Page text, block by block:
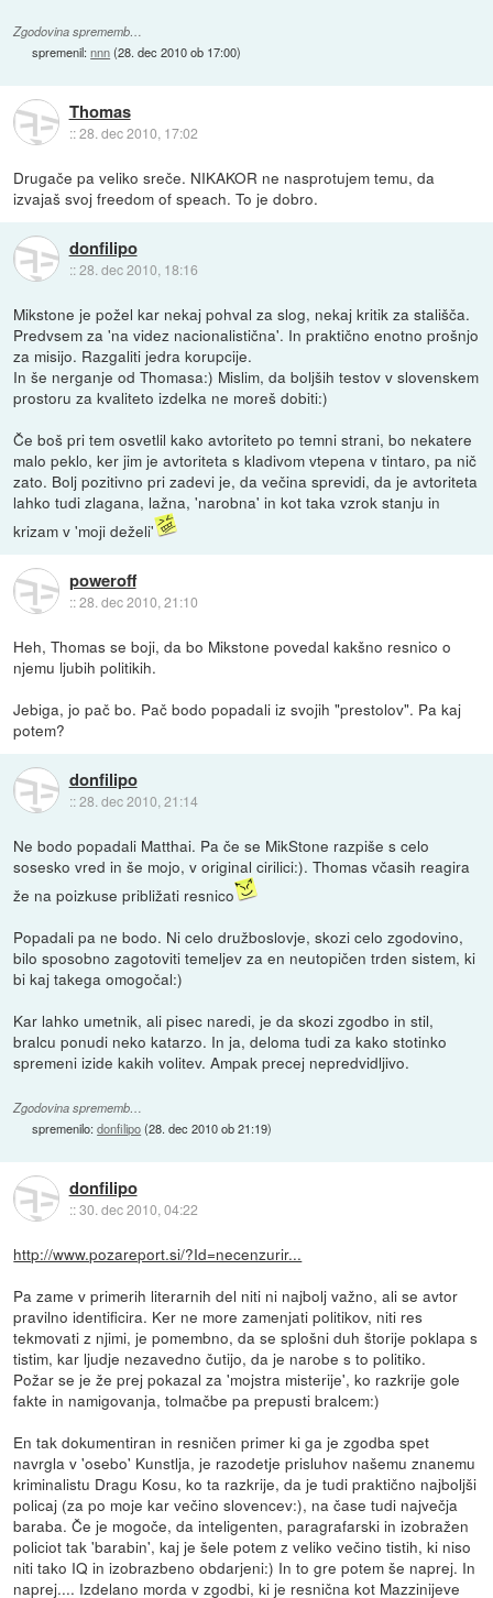
Zgodovina sprememb…
spremenil:nnn(28. dec 2010 ob 17:00)
Thomas
::28. dec 2010, 17:02
Drugače pa veliko sreče. NIKAKOR ne nasprotujem temu, da
izvajaš svoj freedom of speach. To je dobro.
donfilipo
::28. dec 2010, 18:16
Mikstone je požel kar nekaj pohval za slog, nekaj kritik za stališča.
Predvsem za 'na videz nacionalistična'. In praktično enotno prošnjo
za misijo. Razgaliti jedra korupcije.
In še nerganje od Thomasa:) Mislim, da boljših testov v slovenskem
prostoru za kvaliteto izdelka ne moreš dobiti:)
Če boš pri tem osvetlil kako avtoriteto po temni strani, bo nekatere
malo peklo, ker jim je avtoriteta s kladivom vtepena v tintaro, pa nič
zato. Bolj pozitivno pri zadevi je, da večina sprevidi, da je avtoriteta
lahko tudi zlagana, lažna, 'narobna' in kot taka vzrok stanju in
krizam v 'moji deželi'
poweroff
::28. dec 2010, 21:10
Heh, Thomas se boji, da bo Mikstone povedal kakšno resnico o
njemu ljubih politikih.
Jebiga, jo pač bo. Pač bodo popadali iz svojih "prestolov". Pa kaj
potem?
donfilipo
::28. dec 2010, 21:14
Ne bodo popadali Matthai. Pa če se MikStone razpiše s celo
sosesko vred in še mojo, v original cirilici:). Thomas včasih reagira
že na poizkuse približati resnico
Popadali pa ne bodo. Ni celo družboslovje, skozi celo zgodovino,
bilo sposobno zagotoviti temeljev za en neutopičen trden sistem, ki
bi kaj takega omogočal:)
Kar lahko umetnik, ali pisec naredi, je da skozi zgodbo in stil,
bralcu ponudi neko katarzo. In ja, deloma tudi za kako stotinko
spremeni izide kakih volitev. Ampak precej nepredvidljivo.
Zgodovina sprememb…
spremenilo:donfilipo(28. dec 2010 ob 21:19)
donfilipo
::30. dec 2010, 04:22
http://www.pozareport.si/?Id=necenzurir...
Pa zame v primerih literarnih del niti ni najbolj važno, ali se avtor
pravilno identificira. Ker ne more zamenjati politikov, niti res
tekmovati z njimi, je pomembno, da se splošni duh štorije poklapa s
tistim, kar ljudje nezavedno čutijo, da je narobe s to politiko.
Požar se je že prej pokazal za 'mojstra misterije', ko razkrije gole
fakte in namigovanja, tolmačbe pa prepusti bralcem:)
En tak dokumentiran in resničen primer ki ga je zgodba spet
navrgla v 'osebo' Kunstlja, je razodetje prisluhov našemu znanemu
kriminalistu Dragu Kosu, ko ta razkrije, da je tudi praktično najboljši
policaj (za po moje kar večino slovencev:), na čase tudi največja
baraba. Če je mogoče, da inteligenten, paragrafarski in izobražen
policiot tak 'barabin', kaj je šele potem z veliko večino tistih, ki niso
niti tako IQ in izobrazbeno obdarjeni:) In to gre potem še naprej. In
naprej.... Izdelano morda v zgodbi, ki je resnična kot Mazzinijeve